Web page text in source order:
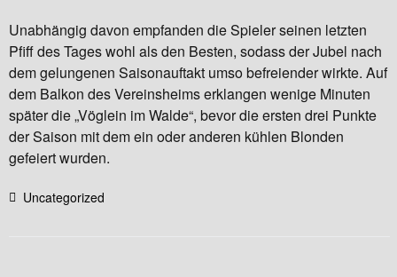
Unabhängig davon empfanden die Spieler seinen letzten
Pfiff des Tages wohl als den Besten, sodass der Jubel nach
dem gelungenen Saisonauftakt umso befreiender wirkte. Auf
dem Balkon des Vereinsheims erklangen wenige Minuten
später die „Vöglein im Walde“, bevor die ersten drei Punkte
der Saison mit dem ein oder anderen kühlen Blonden
gefeiert wurden.
Uncategorized